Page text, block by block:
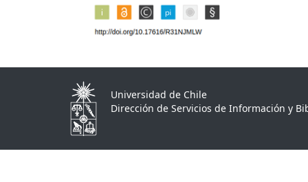
Universidad de Chile
Dirección de Servicios de Información y